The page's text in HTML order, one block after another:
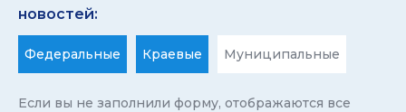
новостей:
Федеральные Краевые Муниципальные
Если вы не заполнили форму, отображаются все